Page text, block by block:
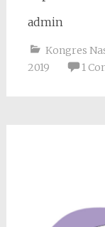
admin
Kongres
2019
1